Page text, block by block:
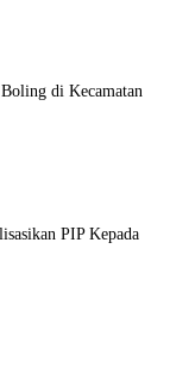
di Kecamatan
PIP Kepada